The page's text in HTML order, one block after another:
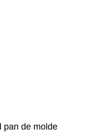
pan de molde